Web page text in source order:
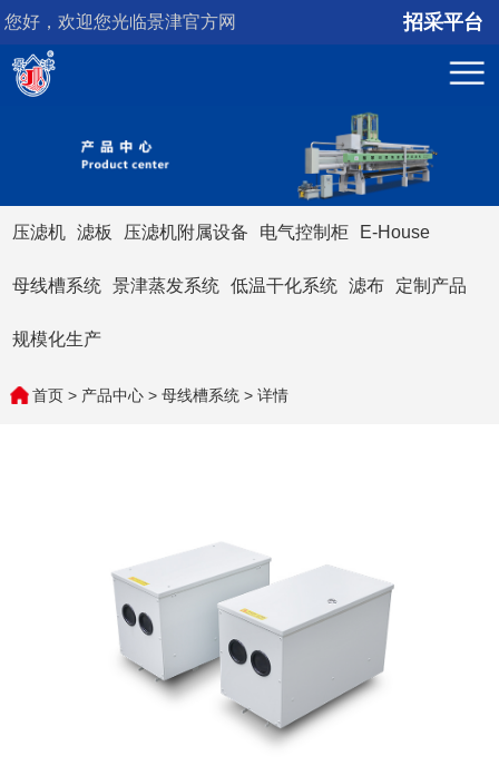
您好，欢迎您光临景津官方网
站！
招采平台
压滤机 滤板 压滤机附属设备 电气控制柜 E-House
母线槽系统 景津蒸发系统 低温干化系统 滤布 定制产品
规模化生产
首页> 产品中心> 母线槽系统> 详情